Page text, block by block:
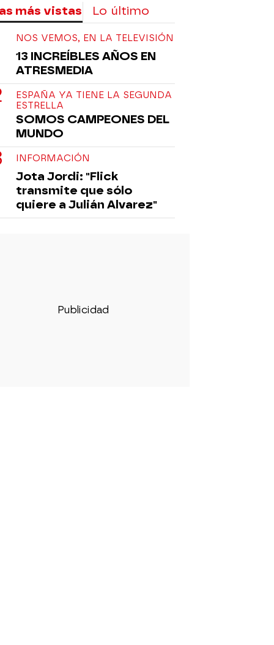
más vistas Lo último
NOS VEMOS, EN LA TELEVISIÓN
13 INCREÍBLES AÑOS EN
ATRESMEDIA
ESPAÑA YA TIENE LA SEGUNDA
ESTRELLA
SOMOS CAMPEONES DEL
MUNDO
INFORMACIÓN
Jota Jordi: "Flick
transmite que sólo
quiere a Julián Alvarez"